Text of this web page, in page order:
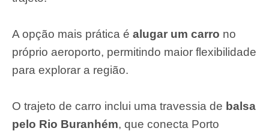
A opção mais prática é alugar um carro no
próprio aeroporto, permitindo maior flexibilidade
para explorar a região.
O trajeto de carro inclui uma travessia de balsa
pelo Rio Buranhém, que conecta Porto